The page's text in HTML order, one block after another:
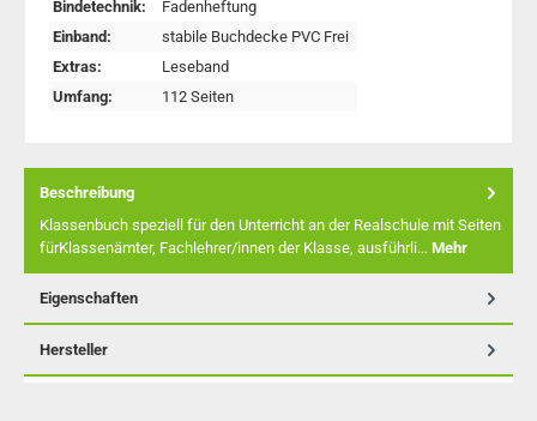
Bindetechnik:
Fadenheftung
Einband:
stabile Buchdecke PVC Frei
Extras:
Leseband
Umfang:
112 Seiten
Beschreibung
Klassenbuch speziell für den Unterricht an der Realschule mit Seiten
fürKlassenämter, Fachlehrer/innen der Klasse, ausführli… Mehr
Eigenschaften
Hersteller